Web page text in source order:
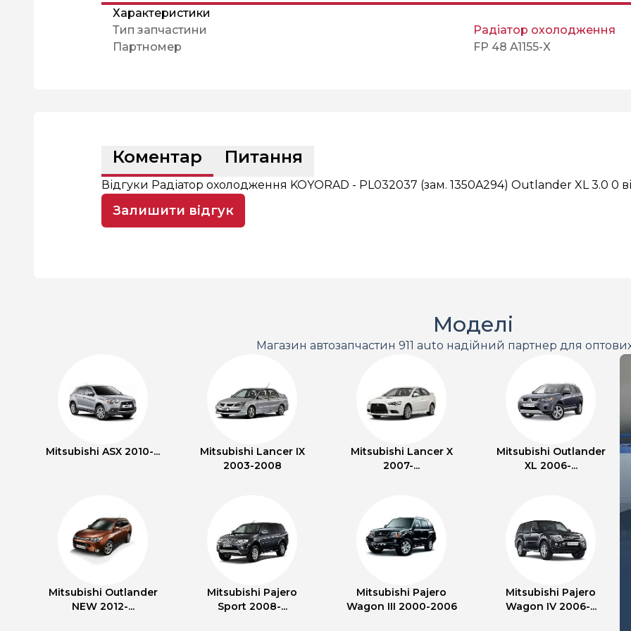
Характеристики
Тип запчастини
Радіатор охолодження
Партномер
FP 48 A1155-X
Коментар Питання
Відгуки Радіатор охолодження KOYORAD - PL032037 (зам. 1350A294) Outlander XL 3.0 0
Залишити відгук
Моделі
Магазин автозапчастин 911 auto надійний партнер для
Mitsubishi ASX 2010-...
Mitsubishi Lancer IX
2003-2008
Mitsubishi Lancer X
2007-...
Mitsubishi Outlander
XL 2006-...
Mitsubishi Outlander
NEW 2012-...
Mitsubishi Pajero
Sport 2008-...
Mitsubishi Pajero
Wagon III 2000-2006
Mitsubishi Pajero
Wagon IV 2006-...